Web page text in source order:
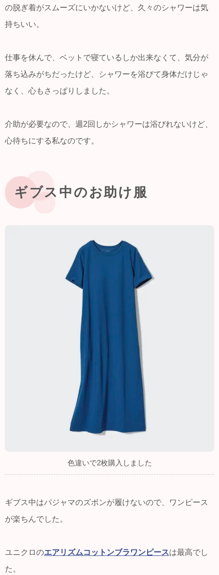
の脱ぎ着がスムーズにいかないけど、久々のシャワーは気
持ちいい。
仕事を休んで、ベットで寝ているしか出来なくて、気分が
落ち込みがちだったけど、シャワーを浴びて身体だけじゃ
なく、心もさっぱりしました。
介助が必要なので、週2回しかシャワーは浴びれないけど、
心待ちにする私なのです。
ギブス中のお助け服
色違いで2枚購入しました
ギブス中はパジャマのズボンが履けないので、ワンピース
が楽ちんでした。
ユニクロのエアリズムコットンブラワンピースは最高でし
た。